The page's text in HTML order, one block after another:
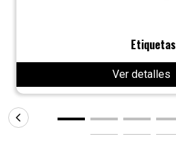
Etiquetas
Ver detalles